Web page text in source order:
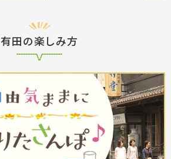
有田の楽しみ方